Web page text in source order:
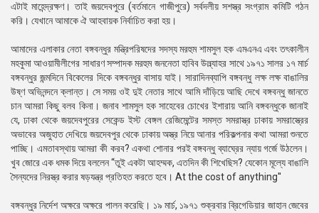
এটাই মাহেন্দ্রক্ষণ। তাই জয়দেবপুরে (বর্তমানে গাজীপুরে) সর্বদলীয় সশস্ত্র সংগ্রাম কমিটি গঠন
করি। যেখানে আমাকে ঐ আহবায়ক নির্বাচিত করা হয়।
আমাদের এলাকার নেতা বঙ্গবন্ধুর মন্ত্রিপরিষদের সদস্য মরহুম শামসুল হক এমএনএ এবং তৎকালীন
মহকুমা আওয়ামীলীগের সাধারণ সম্পাদক মরহুম জননেতা হাবিব উল্ল্যাহর সাথে ১৯৭১ সালর ১৭ মার্চ
বঙ্গবন্ধুর জন্মদিনে বিকেলের দিকে বঙ্গবন্ধুর বাসায় যাই। সারাদিনব্যাপি বঙ্গবন্ধু লক্ষ লক্ষ বাঙালির
উষ্ণ অভিনন্দনে ক্লান্ত। সে সময় ওই দুই নেতার সাথে আমি দাঁড়িয়ে আছি দেখে বঙ্গবন্ধু জানতে
চান আমরা কিছু বলব কিনা। জনাব শামসুল হক সাহেবের চোখের ইশারায় আনি বঙ্গবন্ধুকে জানাই
যে, ঢাকা থেকে জয়দেবপুরের সেকেন্ড ইস্ট বেঙ্গল রেজিমেন্টের সমস্ত সমরাস্ত্র ঢাকায় সমরাস্ত্রের
অভাবের অজুহাত দেখিয়ে জয়দেবপুর থেকে ঢাকায় অস্ত্র নিয়ে আনার পরিকল্পনার কথা আমরা শুনতে
পাচ্ছি। এমতাবস্থায় আমরা কী করব? একথা শোনার পরই বঙ্গবন্ধু ব্যাঘ্রের ন্যায় গর্জে উঠলেন।
খুব জোরে এক ধমক দিয়ে বললেন “তুই একটা আহম্মক, এতদিন কী শিখেছিস? যেকোন মূল্যে বাঙালি
সৈন্যদের নিরস্ত্র করার ষড়যন্ত্র প্রতিহত করতে হবে। At the cost of anything''
বঙ্গবন্ধুর নির্দেশ অক্ষরে অক্ষরে পালন করেছি। ১৯ মার্চ, ১৯৭১ শুক্রবার ব্রিগেডিয়ার জাহান জেবের